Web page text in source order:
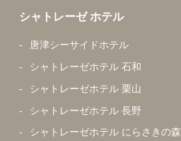
シャトレーゼ ホテル
唐津シーサイドホテル
シャトレーゼホテル 石和
シャトレーゼホテル 栗山
シャトレーゼホテル 長野
シャトレーゼホテル にらさきの森